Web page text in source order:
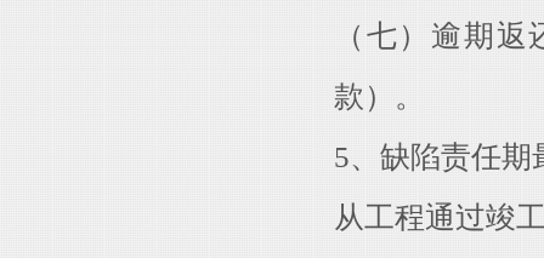
（七）逾期
款）。
5、缺陷责任期
从工程通过竣